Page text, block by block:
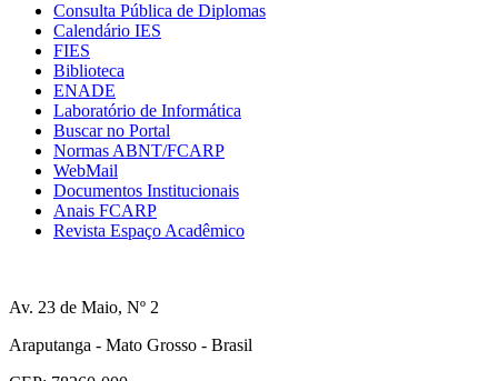
Consulta Pública de Diplomas
Calendário IES
FIES
Biblioteca
ENADE
Laboratório de Informática
Buscar no Portal
Normas ABNT/FCARP
WebMail
Documentos Institucionais
Anais FCARP
Revista Espaço Acadêmico
Av. 23 de Maio, Nº 2
Araputanga - Mato Grosso - Brasil